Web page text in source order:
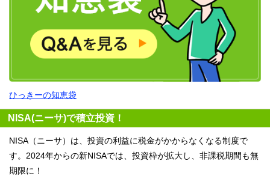
ひっきーの知恵袋
NISA(ニーサ)で積立投資！
NISA（ニーサ）は、投資の利益に税金がかからなくなる制度で
す。2024年からの新NISAでは、投資枠が拡大し、非課税期間も無
期限に！